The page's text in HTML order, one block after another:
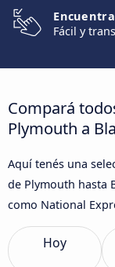
Fácil y
Compará
Plymouth a
Aquí tenés una
de Plymouth hasta
como National
Hoy